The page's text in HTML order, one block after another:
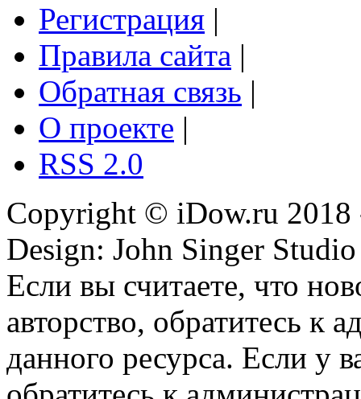
Регистрация |
Правила сайта |
Обратная связь |
О проекте |
RSS 2.0
Copyright © iDow.ru 2018
Design: John Singer Studio
Если вы считаете, что
авторство, обратитесь к
данного ресурса. Если у